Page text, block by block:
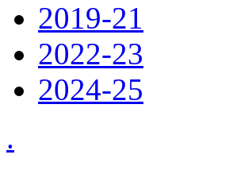
2019-21
2022-23
2024-25
.